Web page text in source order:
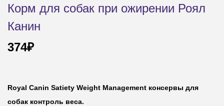
Корм для собак при ожирении Роял
Канин
374₽
Royal Canin Satiety Weight Management консервы для
собак контроль веса.